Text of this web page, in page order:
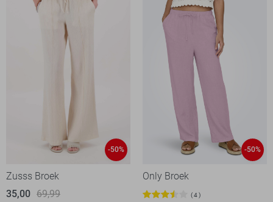
-50%
Zusss Broek
35,00 69,99
-50%
Only Broek
4